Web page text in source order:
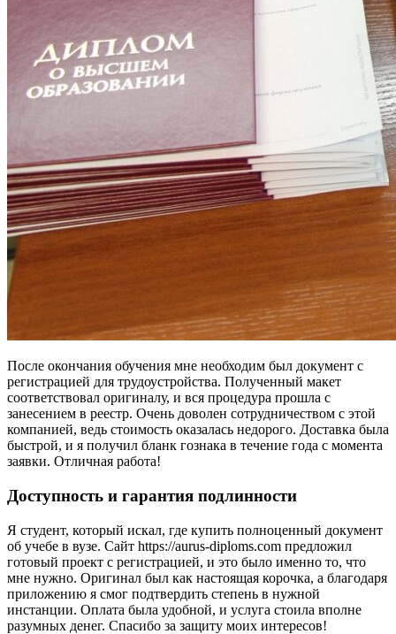
После окончания обучения мне необходим был документ с
регистрацией для трудоустройства. Полученный макет
соответствовал оригиналу, и вся процедура прошла с
занесением в реестр. Очень доволен сотрудничеством с этой
компанией, ведь стоимость оказалась недорого. Доставка была
быстрой, и я получил бланк гознака в течение года с момента
заявки. Отличная работа!
Доступность и гарантия подлинности
Я студент, который искал, где купить полноценный документ
об учебе в вузе. Сайт https://aurus-diploms.com предложил
готовый проект с регистрацией, и это было именно то, что
мне нужно. Оригинал был как настоящая корочка, а благодаря
приложению я смог подтвердить степень в нужной
инстанции. Оплата была удобной, и услуга стоила вполне
разумных денег. Спасибо за защиту моих интересов!